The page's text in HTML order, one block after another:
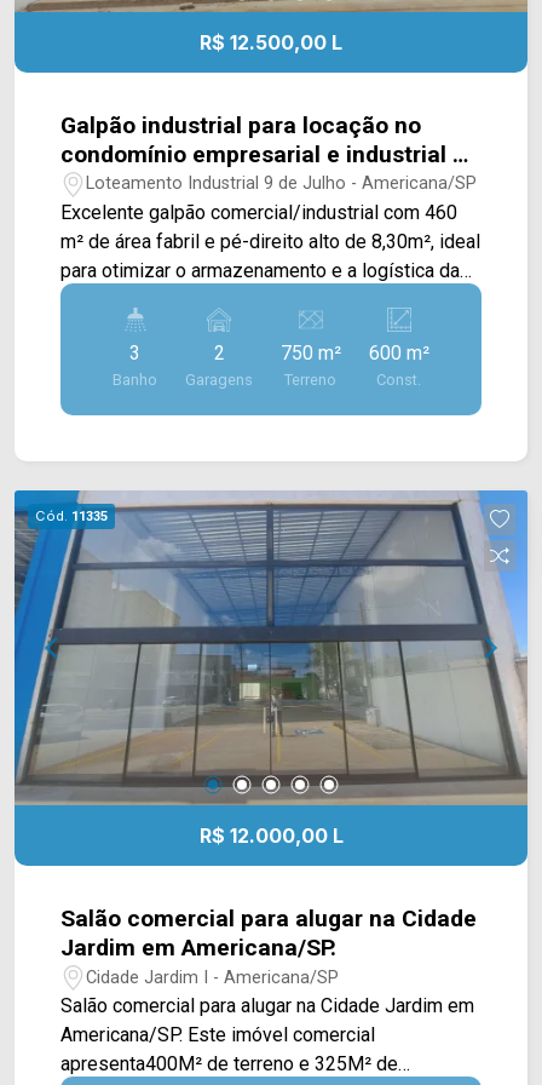
R$ 12.500,00 L
Galpão industrial para locação no
condomínio empresarial e industrial 9
de julho em Americana/SP
Loteamento Industrial 9 de Julho - Americana/SP
Excelente galpão comercial/industrial com 460
m² de área fabril e pé-direito alto de 8,30m², ideal
para otimizar o armazenamento e a logística da
sua empresa. O imóvel destaca-se pela
versatilidade do acesso, contando com duas
entradas (sendo uma ao nível da rua e uma doca
exclusiva para carga e descarga), além de uma
estrutura administrativa bem distribuída, com
completo, funcional e pronto para atender o seu
negócio. > 03 Banheiros; > 02 Salas
Administrativas; > 02 Vagas de estacionamento.
Localizado no Parque Industrial 9 de julho, este
condomínio está próximo à Rod. Anhanguera (SP-
330), Av. Lírio Correa e Rua Carioba. Entre em
contato com a equipe da Arbix Imóveis e agende
a sua visita!! WhatsApp e Telefone: (19) 3475-
4546 ARBIX IMÓVEIS - Presente em cada
mudança!
3
Banho
2
Garagens
750 m²
Terreno
600 m²
Const.
Cód. 11335
R$ 12.000,00 L
Salão comercial para alugar na Cidade
Jardim em Americana/SP.
Cidade Jardim I - Americana/SP
Salão comercial para alugar na Cidade Jardim em
Americana/SP. Este imóvel comercial
apresenta400M² de terreno e 325M² de